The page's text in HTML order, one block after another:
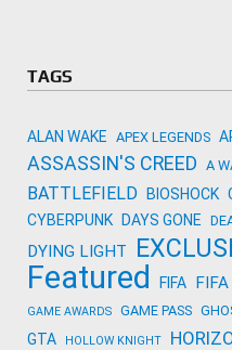
TAGS
ALAN WAKE APEX LEGENDS
ASSASSIN'S CREED A
BATTLEFIELD BIOSHOCK
CYBERPUNK DAYS GONE
DYING LIGHT
Featured FIFA FIFA
GAME AWARDS GAME PASS
GTA HOLLOW KNIGHT